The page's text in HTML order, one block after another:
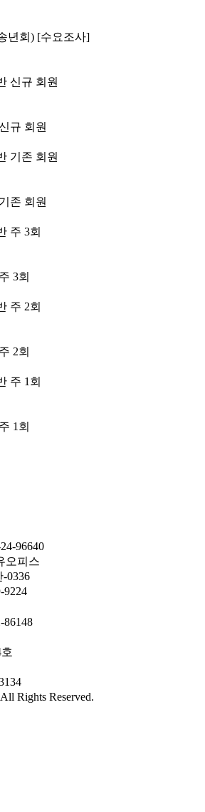
년회) [수요조사]
규 회원
존 회원
3회
2회
1회
96640
오피스
0336
9224
86148
Rights Reserved.